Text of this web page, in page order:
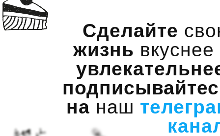
Сделайте
жизнь вкуснее
на наш